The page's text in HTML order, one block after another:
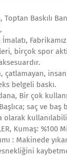
Toptan Baskılı
birçok spor
çatlamayan,
belgeli baskı.
Bir çok
saç ve baş
olarak
Kumaş: %100
: Makinede